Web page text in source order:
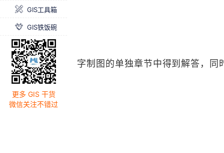
GIS工具箱
GIS铁饭碗
更多 GIS 干货
微信关注不错过
字制图的单独章节中得到解答，